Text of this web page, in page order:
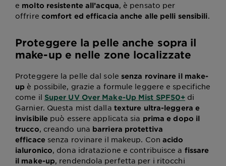
e molto resistente all’acqua, è pensato per
offrire comfort ed efficacia anche alle pelli sensibili.
Proteggere la pelle anche sopra il
make-up e nelle zone localizzate
Proteggere la pelle dal sole senza rovinare il make-
up è possibile, grazie a formule leggere e specifiche
come il Super UV Over Make-Up Mist SPF50+ di
Garnier. Questa mist dalla texture ultra-leggera e
invisibile può essere applicata sia prima e dopo il
trucco, creando una barriera protettiva
efficace senza rovinare il makeup. Con acido
ialuronico, dona idratazione e contribuisce a fissare
il make-up, rendendola perfetta per i ritocchi